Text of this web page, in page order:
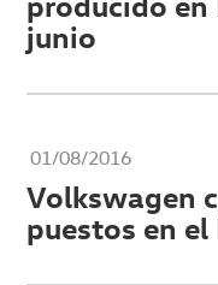
junio
01/08/2016
Volkswagen
puestos en